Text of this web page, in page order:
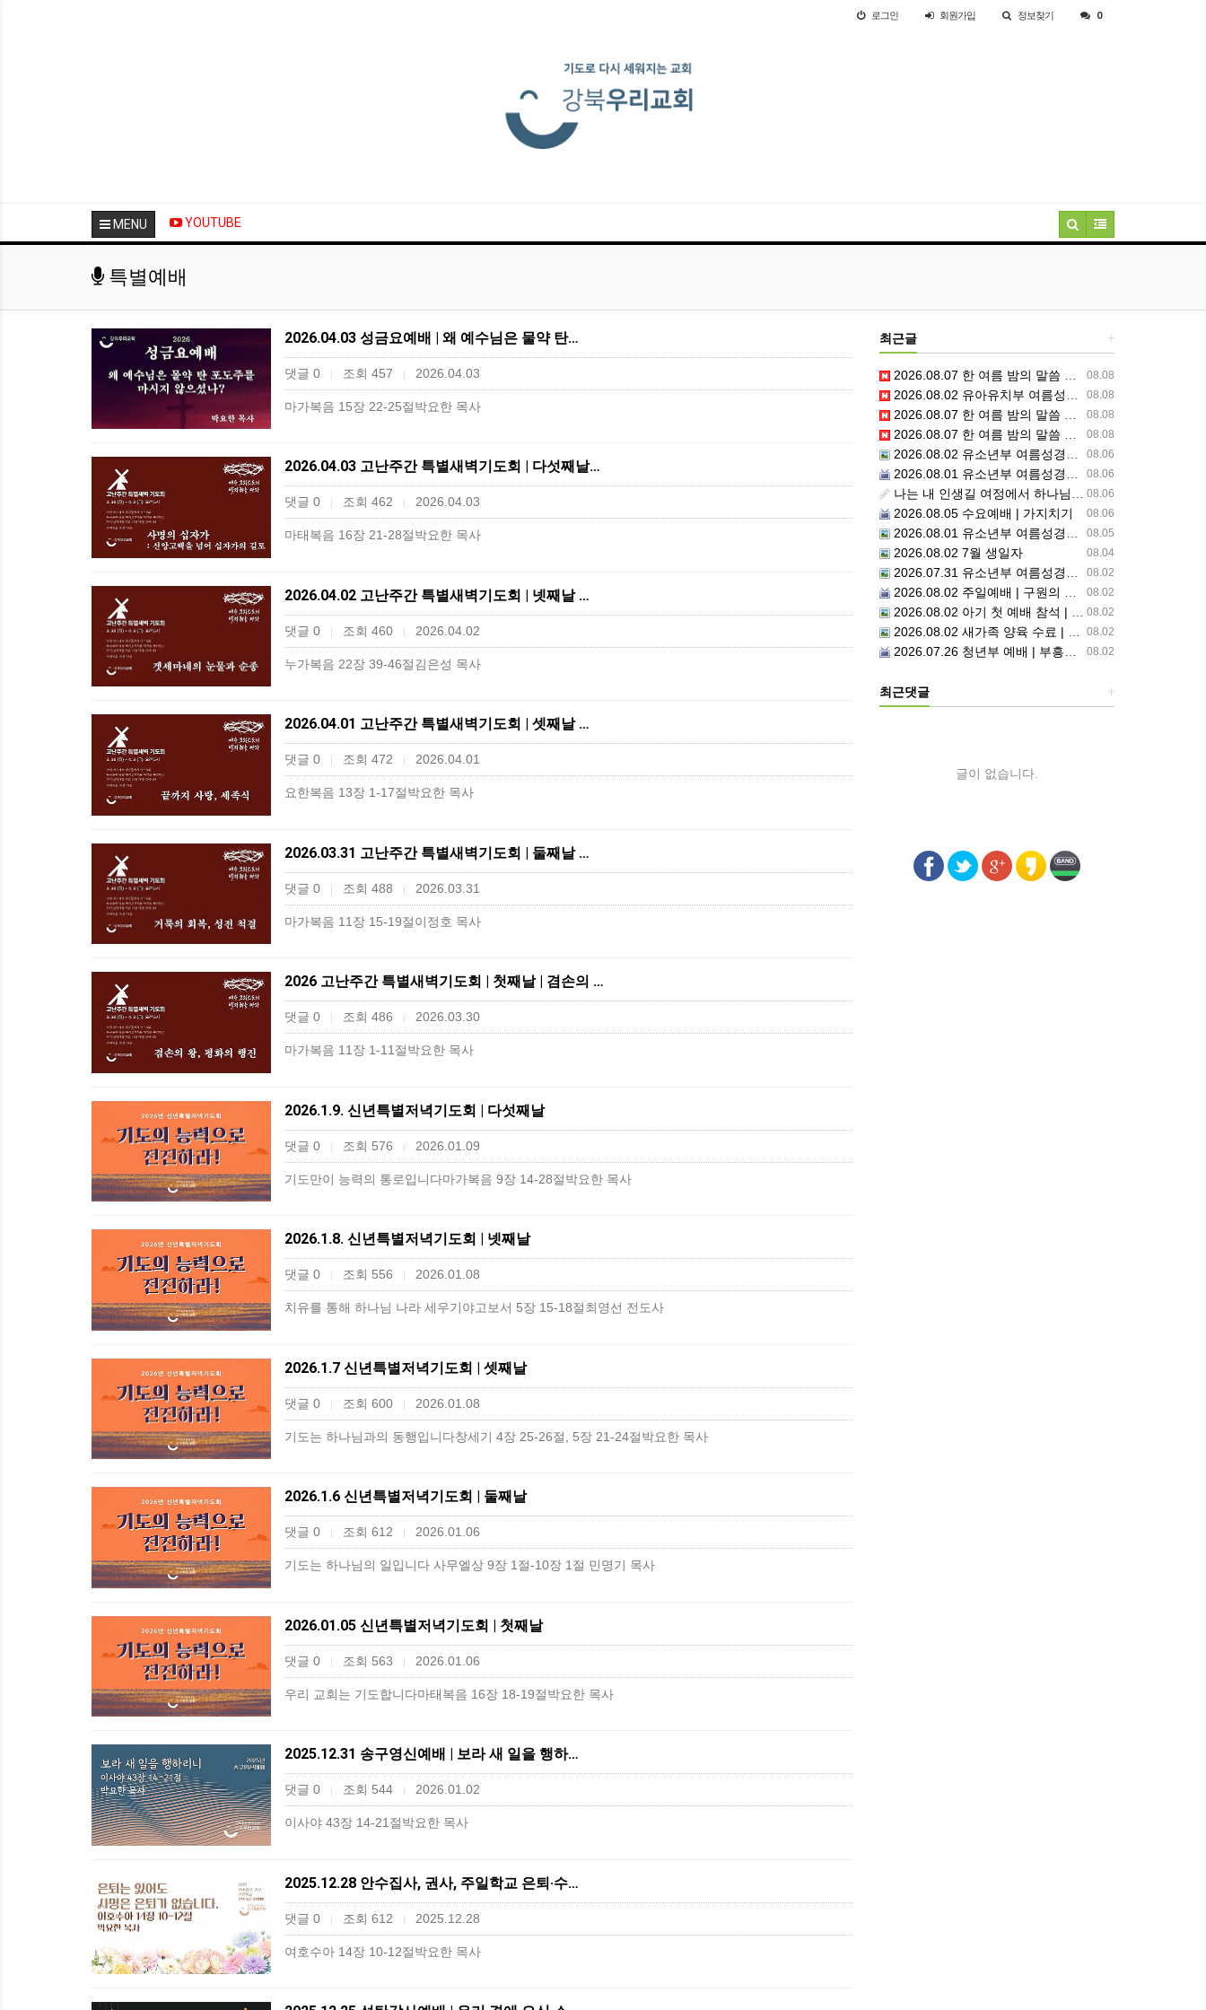
로그인 회원가입 정보찾기 0
MENU YOUTUBE
특별예배
2026.04.03 성금요예배 | 왜 예수님은 물약 탄…
댓글 0 | 조회 457 | 2026.04.03
마가복음 15장 22-25절박요한 목사
2026.04.03 고난주간 특별새벽기도회 | 다섯째날…
댓글 0 조회 462 2026.04.03
마태복음 16장 21-28절박요한 목사
2026.04.02 고난주간 특별새벽기도회 | 넷째날 …
댓글 0 | 조회 460 | 2026.04.02
누가복음 22장 39-46절김은성 목사
2026.04.01 고난주간 특별새벽기도회 | 셋째날 …
댓글 0 조회 472 2026.04.01
요한복음 13장 1-17절박요한 목사
2026.03.31 고난주간 특별새벽기도회 | 둘째날 …
댓글 0 | 조회 488 | 2026.03.31
마가복음 11장 15-19절이정호 목사
2026 고난주간 특별새벽기도회 | 첫째날 | 겸손의 …
댓글 0 조회 486 2026.03.30
마가복음 11장 1-11절박요한 목사
2026.1.9. 신년특별저녁기도회 | 다섯째날
댓글 0 | 조회 576 | 2026.01.09
기도만이 능력의 통로입니다마가복음 9장 14-28절박요한 목사
2026.1.8. 신년특별저녁기도회 | 넷째날
댓글 0 조회 556 2026.01.08
치유를 통해 하나님 나라 세우기야고보서 5장 15-18절최영선 전도사
2026.1.7 신년특별저녁기도회 | 셋째날
댓글 0 | 조회 600 | 2026.01.08
기도는 하나님과의 동행입니다창세기 4장 25-26절, 5장 21-24절박요한 목사
2026.1.6 신년특별저녁기도회 | 둘째날
댓글 0 조회 612 2026.01.06
기도는 하나님의 일입니다 사무엘상 9장 1절-10장 1절 민명기 목사
2026.01.05 신년특별저녁기도회 | 첫째날
댓글 0 | 조회 563 | 2026.01.06
우리 교회는 기도합니다​마태복음 16장 18-19절박요한 목사
2025.12.31 송구영신예배 | 보라 새 일을 행하…
댓글 0 조회 544 2026.01.02
이사야 43장 14-21절박요한 목사
2025.12.28 안수집사, 권사, 주일학교 은퇴·수…
댓글 0 | 조회 612 | 2025.12.28
여호수아 14장 10-12절박요한 목사
+
최근글
08.08
2026.08.07 한 여름 밤의 말씀 축제(1) | 믿음교구 특송
08.08
2026.08.02 유아유치부 여름성경학교 3일차
08.08
2026.08.07 한 여름 밤의 말씀 축제(1) | 믿음교구 스케치
08.08
2026.08.07 한 여름 밤의 말씀 축제 | 주의 거룩한 이름을 위하여 기도합시다
08.06
2026.08.02 유소년부 여름성경학교 셋째날,주일예배
08.06
2026.08.01 유소년부 여름성경학교 2일차 저녁집회 예배 실황
08.06
나는 내 인생길 여정에서 하나님을 만났는가? 그렇다면 나의 삶은 어떠한가? 자신을 돌아 봅니다.
08.06
2026.08.05 수요예배 | 가지치기
08.05
2026.08.01 유소년부 여름성경학교 2일차
08.04
2026.08.02 7월 생일자
08.02
2026.07.31 유소년부 여름성경학교 첫째날
08.02
2026.08.02 주일예배 | 구원의 서정(2)부르심: 거절할 수 없는 은혜의 시작
08.02
2026.08.02 아기 첫 예배 참석 | 홍도영, 홍찬영 아기(홍석진, 임자현 집사 가정)
08.02
2026.08.02 새가족 양육 수료 | 김동현, 박현정 성도
08.02
2026.07.26 청년부 예배 | 부흥된 공동체4: 세상 앞에서1
+
최근댓글
글이 없습니다.